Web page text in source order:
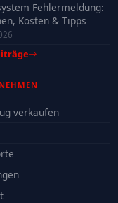
Fehlermeldung:
Kosten & Tipps
verkaufen